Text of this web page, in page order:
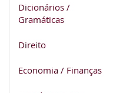
Dicionários /
Gramáticas
Direito
Economia / Finanças